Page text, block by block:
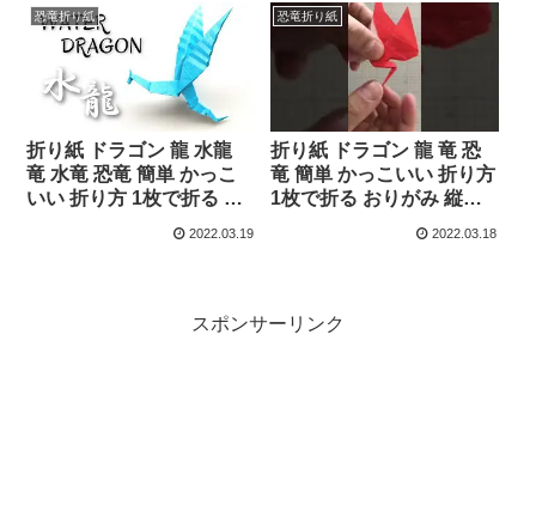
ルーム
恐竜折り紙
折り紙 ドラゴン 龍 水龍
竜 水竜 恐竜 簡単 かっこ
いい 折り方 1枚で折る お
ROOM おりがみルーム
2022.03.19
恐竜折り紙
折り紙 ドラゴン 龍 竜 恐
竜 簡単 かっこいい 折り方
1枚で折る おりがみ 縦動
ROOM おりがみルーム
2022.03.18
スポンサーリンク